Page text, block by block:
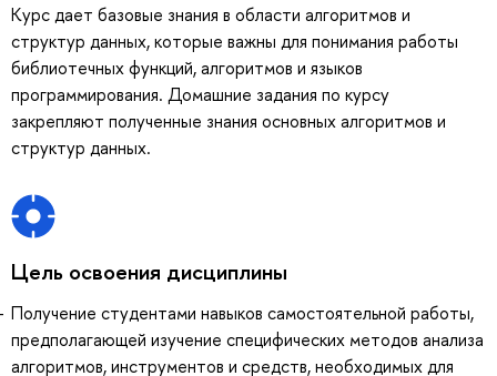
Курс дает базовые знания в области алгоритмов и
структур данных, которые важны для понимания работы
библиотечных функций, алгоритмов и языков
программирования. Домашние задания по курсу
закрепляют полученные знания основных алгоритмов и
структур данных.
Цель освоения дисциплины
Получение студентами навыков самостоятельной работы,
предполагающей изучение специфических методов анализа
алгоритмов, инструментов и средств, необходимых для